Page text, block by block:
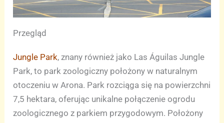
Przegląd
Jungle Park, znany również jako Las Águilas Jungle
Park, to park zoologiczny położony w naturalnym
otoczeniu w Arona. Park rozciąga się na powierzchni
7,5 hektara, oferując unikalne połączenie ogrodu
zoologicznego z parkiem przygodowym. Położony